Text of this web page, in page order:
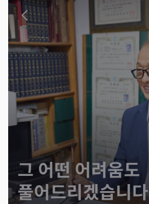
그 어떤 어려움도
풀어드리겠습니다